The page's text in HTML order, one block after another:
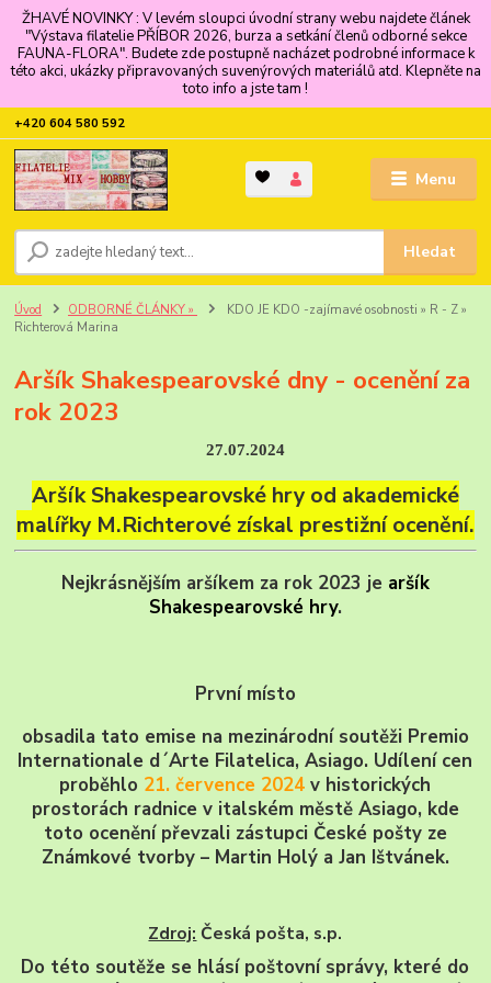
ŽHAVÉ NOVINKY : V levém sloupci úvodní strany webu najdete článek
"Výstava filatelie PŘÍBOR 2026, burza a setkání členů odborné sekce
FAUNA-FLORA". Budete zde postupně nacházet podrobné informace k
této akci, ukázky připravovaných suvenýrových materiálů atd. Klepněte na
toto info a jste tam !
Menu
Hledat
+420 604 580 592
Úvod ODBORNÉ ČLÁNKY »
KDO JE KDO -zajímavé osobnosti » R - Z »
Richterová Marina
Aršík Shakespearovské dny - ocenění za
rok 2023
27.07.2024
Aršík Shakespearovské hry od akademické
malířky M.Richterové získal prestižní ocenění.
Nejkrásnějším aršíkem za rok 2023 je aršík
Shakespearovské hry.
První místo
obsadila tato emise na mezinárodní soutěži Premio
Internationale d´Arte Filatelica, Asiago. Udílení cen
proběhlo 21. července 2024 v historických
prostorách radnice v italském městě Asiago, kde
toto ocenění převzali zástupci České pošty ze
Známkové tvorby – Martin Holý a Jan Ištvánek.
Zdroj: Česká pošta, s.p.
Do této soutěže se hlásí poštovní správy, které do